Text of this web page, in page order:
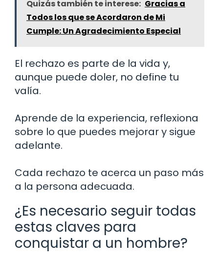
Quizás también te interese: Gracias a
Todos los que se Acordaron de Mi
Cumple: Un Agradecimiento Especial
El rechazo es parte de la vida y,
aunque puede doler, no define tu
valía.
Aprende de la experiencia, reflexiona
sobre lo que puedes mejorar y sigue
adelante.
Cada rechazo te acerca un paso más
a la persona adecuada.
¿Es necesario seguir todas
estas claves para
conquistar a un hombre?